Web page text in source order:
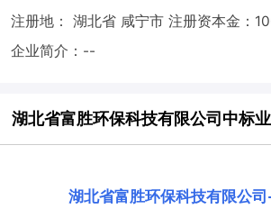
注册地： 湖北省 咸宁市 注册资本金：
企业简介：--
湖北省富胜环保科技有限公司中标
湖北省富胜环保科技有限公司